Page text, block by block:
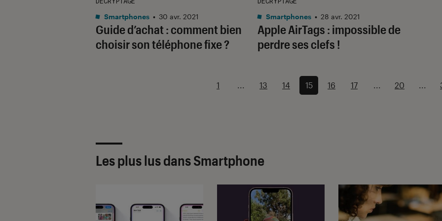
Guide d’achat : comment bien
choisir son téléphone fixe ?
Smartphones • 30 avr. 2021
Apple AirTags : impossible de
perdre ses clefs !
Smartphones • 28 avr. 2021
1 ... 13 14 15 16 17 ... 20 ...
Les plus lus dans Smartphone